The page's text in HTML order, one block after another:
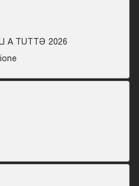
A TUTTƏ 2026